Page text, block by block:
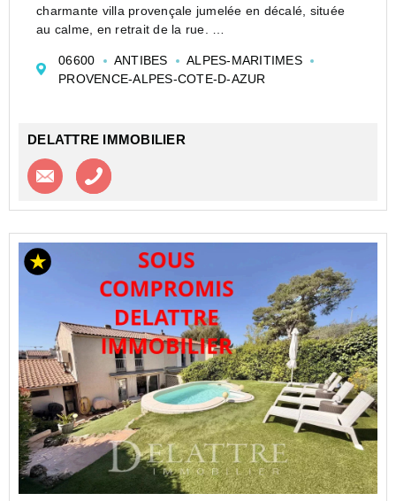
charmante villa provençale jumelée en décalé, située
au calme, en retrait de la rue.
Au rez-de-chaussée :
• Une lumineuse pièce de vie d'env. 40 m²,
06600 ANTIBES
ALPES-MARITIMES
PROVENCE-ALPES-COTE-D-AZUR
DELATTRE IMMOBILIER
Contacter l'agence